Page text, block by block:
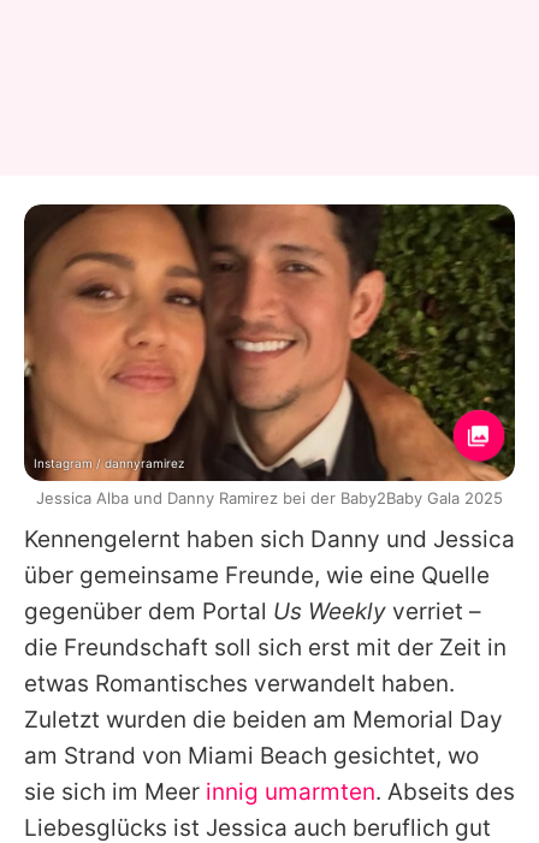
Kennengelernt haben sich Danny und Jessica
über gemeinsame Freunde, wie eine Quelle
gegenüber dem Portal Us Weekly verriet –
die Freundschaft soll sich erst mit der Zeit in
etwas Romantisches verwandelt haben.
Zuletzt wurden die beiden am Memorial Day
am Strand von Miami Beach gesichtet, wo
sie sich im Meer innig umarmten. Abseits des
Liebesglücks ist Jessica auch beruflich gut
Instagram / dannyramirez
Jessica Alba und Danny Ramirez bei der Baby2Baby Gala 2025